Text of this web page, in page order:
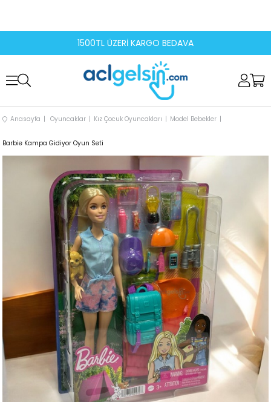
1500TL ÜZERİ KARGO BEDAVA
Anasayfa Oyuncaklar Kız Çocuk Oyuncakları Model Bebekler
Barbie Kampa Gidiyor Oyun Seti